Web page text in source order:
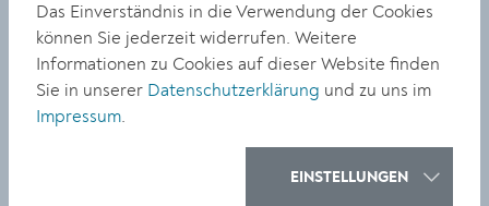
KULTUR
Zwischen Malerei und
Skulptur „INTERMEZZO“
Das Einverständnis in die Verwendung der Cookies
können Sie jederzeit widerrufen. Weitere
Informationen zu Cookies auf dieser Website finden
Sie in unserer Datenschutzerklärung und zu uns im
Impressum.
EINSTELLUNGEN